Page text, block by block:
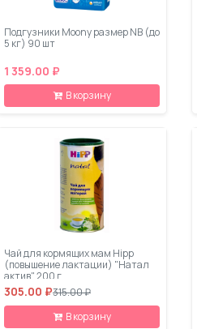
Подгузники Moony размер NB (до
5 кг) 90 шт
1 359.00 ₽
В корзину
Чай для кормящих мам Hipp
(повышение лактации) "Натал
актив" 200 г
305.00 ₽315.00 ₽
В корзину